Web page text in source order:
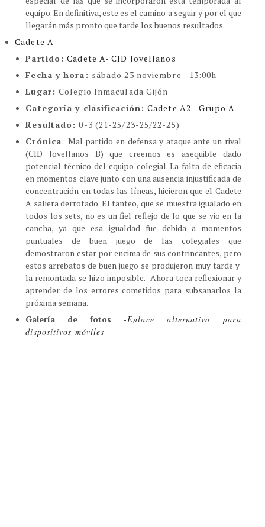
equipo. En definitiva, este es el camino a seguir y por el que
llegarán más pronto que tarde los buenos resultados.
Cadete A
Partido:Cadete A- CID Jovellanos
Fecha y hora: sábado 23 noviembre - 13:00h
Lugar:Colegio Inmaculada Gijón
Categoría y clasificación:Cadete A2 - Grupo A
Resultado:0-3 (21-25/23-25/22-25)
Crónica: Mal partido en defensa y ataque ante un rival
(CID Jovellanos B) que creemos es asequible dado
potencial técnico del equipo colegial. La falta de eficacia
en momentos clave junto con una ausencia injustificada de
concentración en todas las líneas, hicieron que el Cadete
A saliera derrotado. El tanteo, que se muestra igualado en
todos los sets, no es un fiel reflejo de lo que se vio en la
cancha, ya que esa igualdad fue debida a momentos
puntuales de buen juego de las colegiales que
demostraron estar por encima de sus contrincantes, pero
estos arrebatos de buen juego se produjeron muy tarde y
la remontada se hizo imposible. Ahora toca reflexionar y
aprender de los errores cometidos para subsanarlos la
próxima semana.
Galería de fotos -Enlace alternativo para
dispositivos móviles